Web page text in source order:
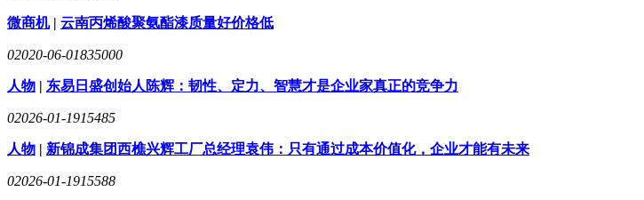
微商机| 云南丙烯酸聚氨酯漆质量好价格低
02020-06-01835000
人物 | 东易日盛创始人陈辉：韧性、定力、智慧才是企业家真正的竞争力
02026-01-1915485
人物 | 新锦成集团西樵兴辉工厂总经理袁伟：只有通过成本价值化，企业才能有未来
02026-01-1915588